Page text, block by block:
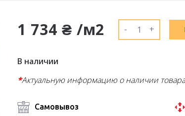
1 734 ₴ /м2 - +
В наличии
*Актуальную информацию о наличии
Самовывоз